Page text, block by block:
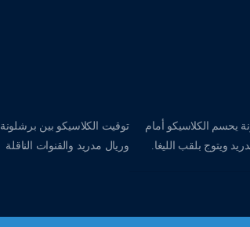
يحسم الكلاسيكو أمام
ويتوج بلقب الليغا.
توقيت الكلاسيكو بين برشلونة
وريال مدريد والقنوات الناقلة